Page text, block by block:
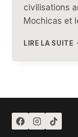
civilisations
Mochicas et
LIRE LA SUITE